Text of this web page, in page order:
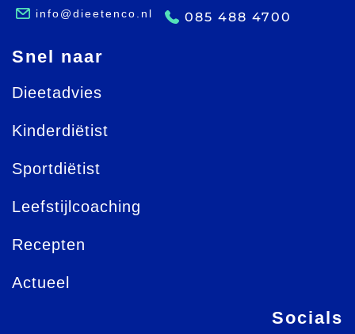
info@dieetenco.nl 085 488 4700
Snel naar
Dieetadvies
Kinderdiëtist
Sportdiëtist
Leefstijlcoaching
Recepten
Actueel
Socials